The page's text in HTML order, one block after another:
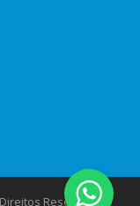
Reservados.